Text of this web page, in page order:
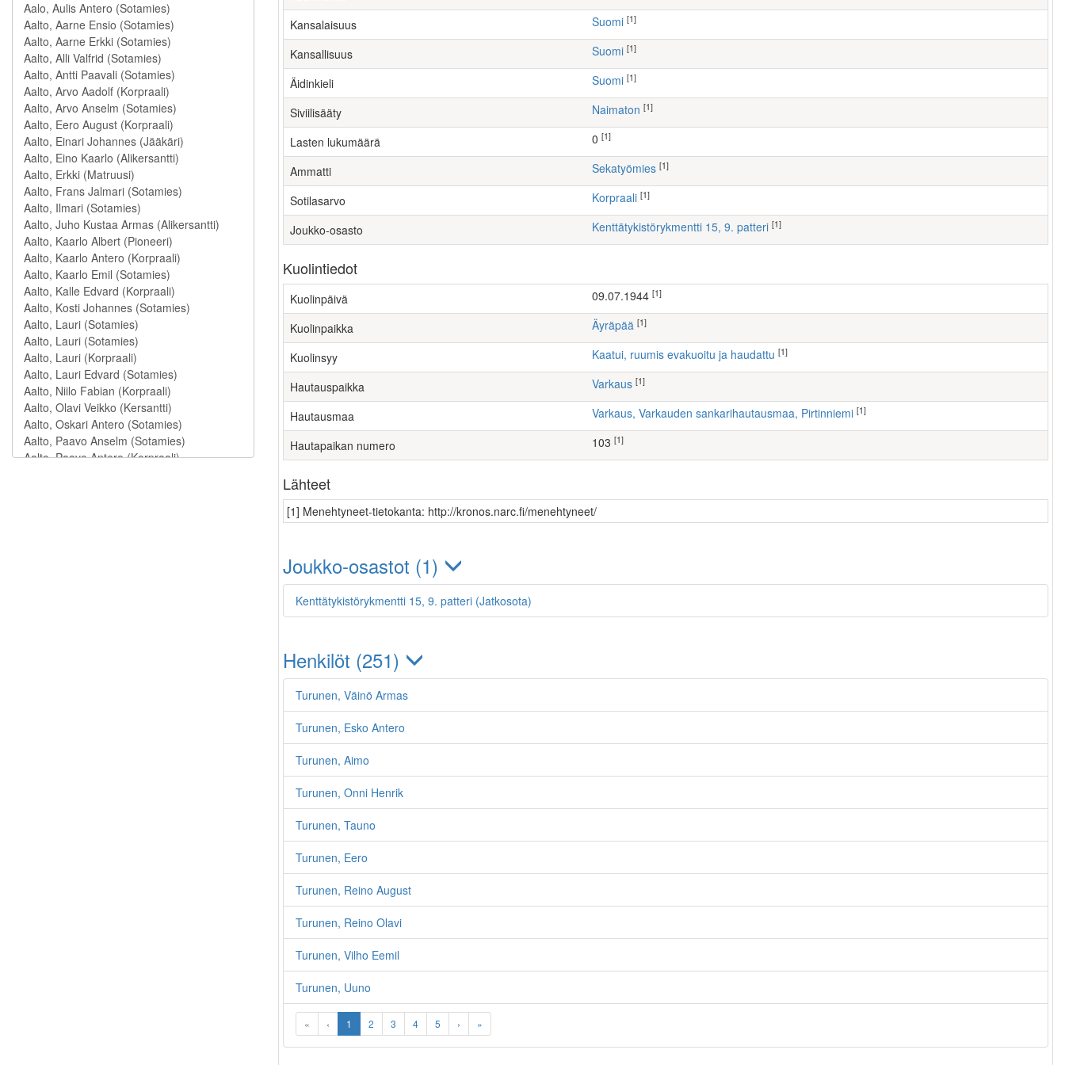
Kansalaisuus Suomi [1]
Kansallisuus Suomi [1]
Äidinkieli Suomi [1]
Siviilisääty Naimaton [1]
Lasten lukumäärä [1]
Ammatti sekatyömies [1]
Sotilasarvo Korpraali [1]
Joukko-osasto Kenttätykistörykmentti 15, 9. patteri [1]
Kuolintiedot
Kuolinpäivä 09.07.1944 [1]
Kuolinpaikka Äyräpää [1]
Kuolinsyy Kaatui, ruumis evakuoitu ja haudattu [1]
Hautauspaikka Varkaus [1]
Hautausmaa Varkaus, Varkauden sankarihautausmaa, Pirtinniemi [1]
Hautapaikan numero 103 [1]
Lähteet
[1] Menehtyneet-tietokanta: http://kronos.narc.fi/menehtyneet/
Joukko-osastot (1)
Kenttätykistörykmentti 15, 9. patteri (Jatkosota)
Henkilöt (251)
Turunen, Väinö Armas
Turunen, Esko Antero
Turunen, Aimo
Turunen, Onni Henrik
Turunen, Tauno
Turunen, Eero
Turunen, Reino August
Turunen, Reino Olavi
Turunen, Vilho Eemil
Turunen, Uuno
« ‹ 1 2 3 4 5 › »